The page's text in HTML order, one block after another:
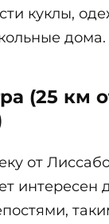
куклы,
дома.
(25 км
от
интересен